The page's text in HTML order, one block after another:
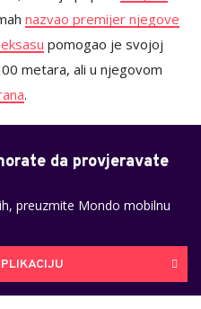
nazvao premijer njegove
pomogao je svojoj
metara, ali u njegovom
.
da provjeravate
preuzmite Mondo mobilnu